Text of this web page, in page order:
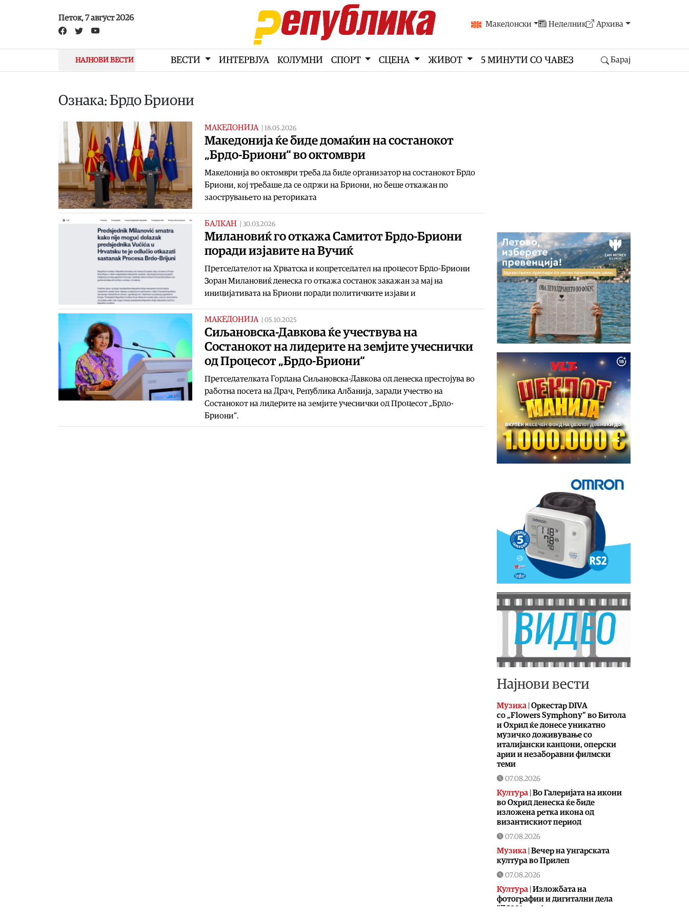
Петок, 7 август 2026
Македонски Неделник Архива
НАЈНОВИ ВЕСТИ ВЕСТИ ИНТЕРВЈУА КОЛУМНИ СПОРТ СЦЕНА ЖИВОТ 5 МИНУТИ СО ЧАВЕЗ Барај
Ознака: Брдо Бриони
МАКЕДОНИЈА | 18.05.2026
Македонија ќе биде домаќин на состанокот
„Брдо-Бриони“ во октомври
Македонија во октомври треба да биде организатор на состанокот Брдо
Бриони, кој требаше да се одржи на Бриони, но беше откажан по
заострувањето на реториката
БАЛКАН | 30.03.2026
Милановиќ го откажа Самитот Брдо-Бриони
поради изјавите на Вучиќ
Претседателот на Хрватска и копретседател на процесот Брдо-Бриони
Зоран Милановиќ денеска го откажа состанок закажан за мај на
иницијативата на Бриони поради политичките изјави и
МАКЕДОНИЈА | 05.10.2025
Сиљановска-Давкова ќе учествува на
Состанокот на лидерите на земјите учеснички
од Процесот „Брдо-Бриони“
Претседателката Гордана Сиљановска-Давкова од денеска престојува во
работна посета на Драч, Република Албанија, заради учество на
Состанокот на лидерите на земјите учеснички од Процесот „Брдо-
Бриони“.
Најнови вести
Музика | Оркестар DIVA
со „Flowers Symphony“ во Битола
и Охрид ќе донесе уникатно
музичко доживување со
италијански канцони, оперски
арии и незаборавни филмски
теми
07.08.2026
Култура | Во Галеријата на икони
во Охрид денеска ќе биде
изложена ретка икона од
византискиот период
07.08.2026
Музика | Вечер на унгарската
култура во Прилеп
07.08.2026
Култура | Изложбата на
фотографии и дигитални дела
“ДОМА – меѓугенерациски